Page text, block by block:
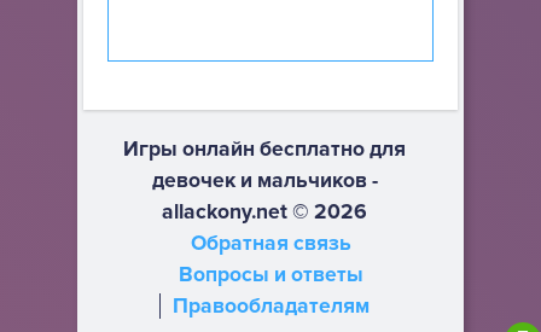
Игры онлайн бесплатно для
девочек и мальчиков -
allackony.net © 2026
Обратная связь
Вопросы и ответы
Правообладателям